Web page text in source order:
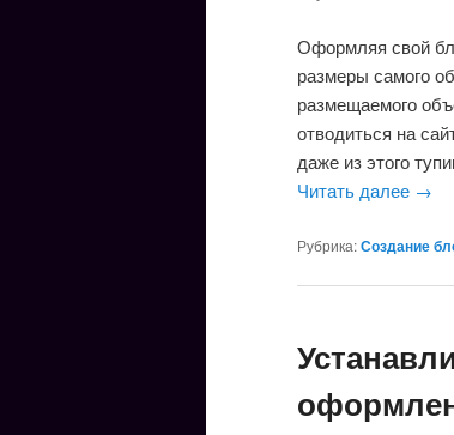
Оформляя свой
размеры самого
размещаемого
отводиться на
даже из этого
Читать далее →
Рубрика:Создание